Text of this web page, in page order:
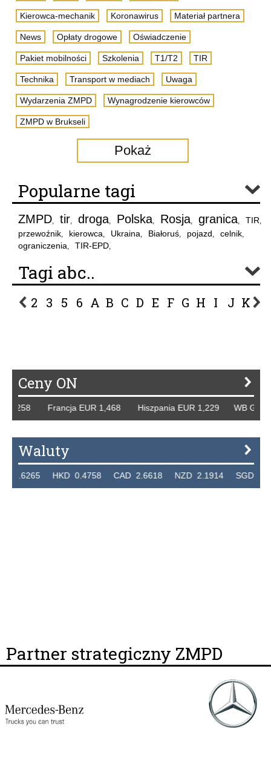
Kierowca-mechanik Koronawirus Materiał partnera
News Opłaty drogowe Oświadczenie
Pakiet mobilności Szkolenia T1/T2 TIR
Technika Transport w mediach Uwaga
Wydarzenia ZMPD Wynagrodzenie kierowców
ZMPD w Brukseli
Pokaż
Popularne tagi
ZMPD, tir, droga, Polska, Rosja, granica, TIR,
przewoźnik, kierowca, Ukraina, Białoruś, pojazd, celnik,
ograniczenia, TIR-EPD,
Tagi abc..
2 3 5 6 A B C D E F G H I J K L
Ceny ON
Francja EUR 1,468 Hiszpania EUR 1,229 WB GBP
Waluty
HKD 0.4758 CAD 2.6618 NZD 2.1914 SGD
Partner strategiczny ZMPD